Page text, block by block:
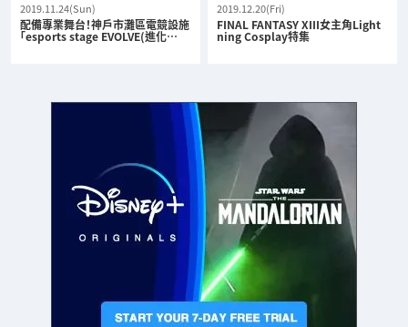
2019.11.24(Sun)
配備專業舞台！神戶市灘區電競設施
「esports stage EVOLVE(進化…
2019.12.20(Fri)
FINAL FANTASY XIII女主角Light
ning Cosplay特集